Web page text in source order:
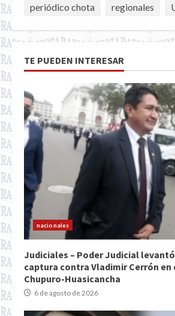
periódico chota
regionales
TE PUEDEN INTERESAR
nacionales
Judiciales – Poder Judicial
captura contra Vladimir Cerrón en
Chupuro-Huasicancha
6 de agosto de 2026